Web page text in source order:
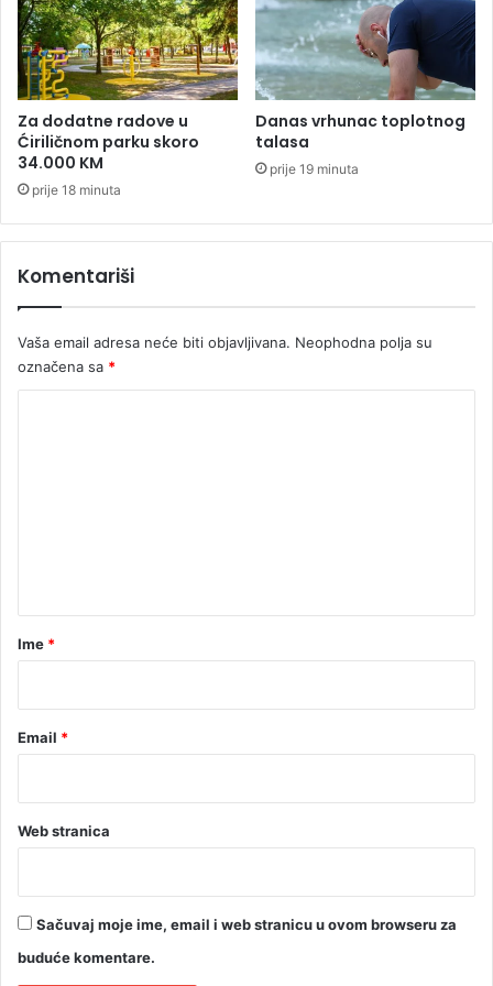
l
a
m
u
š
k
a
r
a
n
a
z
a
r
u
ž
Za dodatne radove u
Ćiriličnom parku skoro
34.000 KM
prije 18 minuta
Danas vrhunac toplotnog
talasa
prije 19 minuta
Komentariši
Vaša email adresa neće biti objavljivana. Neophodna polja su
označena sa *
rIme *
Email *
Web stranica
Sačuvaj moje ime, email i web stranicu u ovom browseru za
buduće komentare.